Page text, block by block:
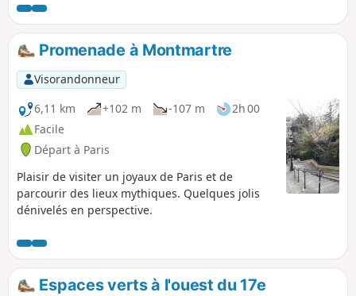
territoire ferroviaire et industriel, il a connu
une forte transformation récente, notamment
avec l’écoquartier Clichy-Batignolles. Le Parc
Martin Martin Luther King illustre ce
renouvellement urbain, conçu selon les
principes écologiques. Mais on apprécie aussi
le charme du Square des Batignolles ou des
Épinettes, à l'ambiance paysagère typique du
XIXᵉ siècle, ou le calme du Square de la Villa
Sainte-Croix.
Promenade à Montmartre
Visorandonneur
6,11 km
+102 m -107 m
2h 00
Facile
Départ à Paris
Plaisir de visiter un joyaux de Paris et de
parcourir des lieux mythiques. Quelques jolis
dénivelés en perspective.
Espaces verts à l'ouest du 17e